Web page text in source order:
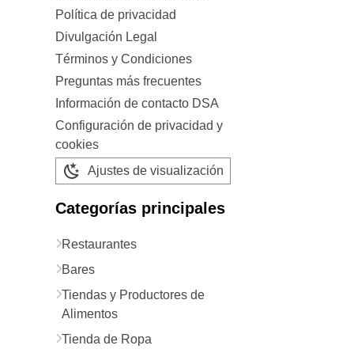
Política de privacidad
Divulgación Legal
Términos y Condiciones
Preguntas más frecuentes
Información de contacto DSA
Configuración de privacidad y
cookies
Ajustes de visualización
Categorías principales
Restaurantes
Bares
Tiendas y Productores de
Alimentos
Tienda de Ropa